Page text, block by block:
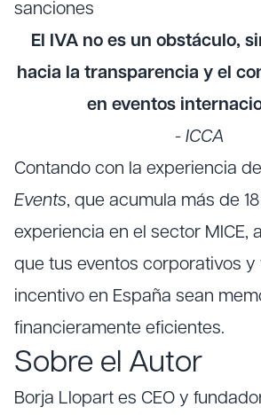
sanciones
El IVA no es un obstáculo,
hacia la transparencia y el
en eventos
- ICCA
Contando con la experiencia de
Events, que acumula más de
experiencia en el sector MICE,
que tus eventos corporativos y
incentivo en España sean
financieramente eficientes.
Sobre el Autor
Borja Llopart es CEO y